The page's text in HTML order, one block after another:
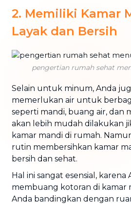
2. Memiliki Kamar
Layak dan Bersih
pengertian rumah sehat
Selain untuk minum, Anda
memerlukan air untuk
seperti mandi, buang air, dan
akan lebih mudah dilakukan
kamar mandi di rumah.
rutin membersihkan kamar
bersih dan sehat.
Hal ini sangat esensial, karena
membuang kotoran di kamar
Anda bandingkan dengan